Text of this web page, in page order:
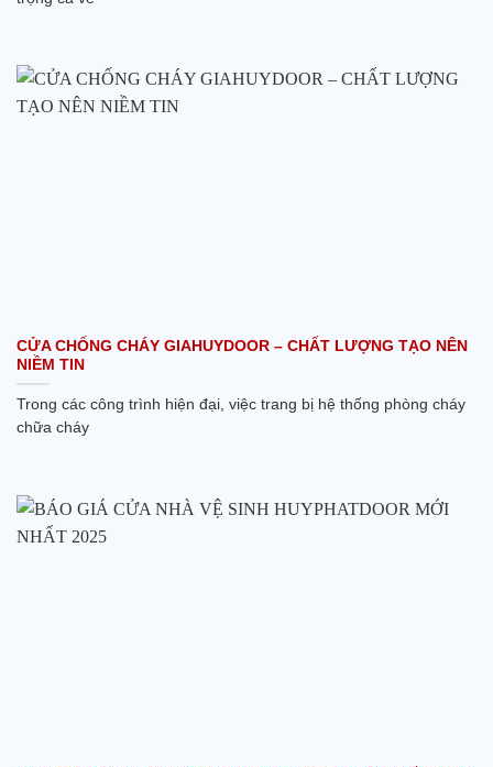
CỬA CHỐNG CHÁY GIAHUYDOOR – CHẤT LƯỢNG TẠO NÊN
NIỀM TIN
Trong các công trình hiện đại, việc trang bị hệ thống phòng cháy
chữa cháy